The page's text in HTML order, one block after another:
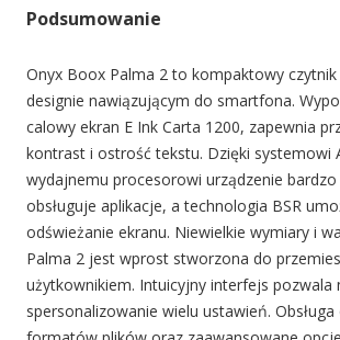
Podsumowanie
Onyx Boox Palma 2 to kompaktowy
designie nawiązującym do smartfona.
calowy ekran E Ink Carta 1200, zapewnia
kontrast i ostrość tekstu. Dzięki systemowi
wydajnemu procesorowi urządzenie bardzo
obsługuje aplikacje, a technologia BSR
odświeżanie ekranu. Niewielkie wymiary i
Palma 2 jest wprost stworzona do
użytkownikiem. Intuicyjny interfejs pozwala
spersonalizowanie wielu ustawień.